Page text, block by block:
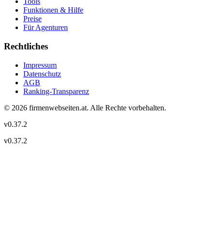
Funktionen & Hilfe
Preise
Für Agenturen
Rechtliches
Impressum
Datenschutz
AGB
Ranking-Transparenz
© 2026 firmenwebseiten.at. Alle Rechte vorbehalten.
v0.37.2
v0.37.2